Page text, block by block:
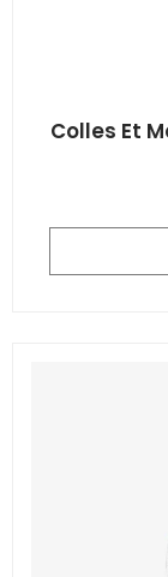
Colles Et